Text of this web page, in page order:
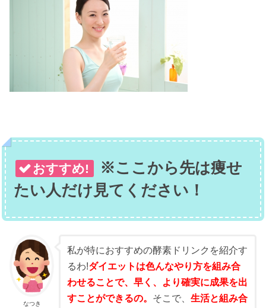
おすすめ!
※ここから先は痩せ
たい人だけ見てください！
なつき
私が特におすすめの酵素ドリンクを紹介す
るわ!ダイエットは色んなやり方を組み合
わせることで、早く、より確実に成果を出
すことができるの。 そこで、 生活と組み合